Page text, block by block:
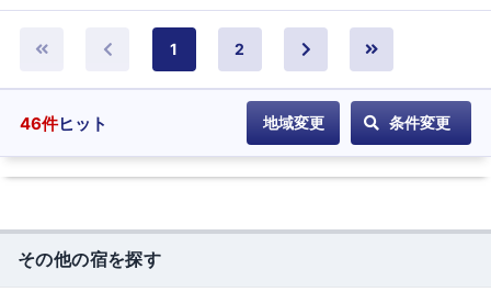
1 2
46件ヒット 地域変更 条件変更
その他の宿を探す